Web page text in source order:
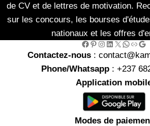
de CV et de lettres de motivation.
sur les concours, les bourses
nationaux et les offres
Facebook Pinterest Instagram LinkedIn X WhatsApp Link Google
Contactez-nous :
Phone/Whatsapp: +237
Application
Modes de